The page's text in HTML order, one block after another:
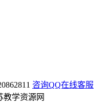
咨询QQ在线客服
教学资源网